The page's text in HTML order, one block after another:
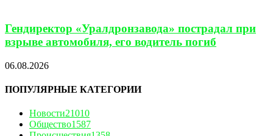
Гендиректор «Уралдронзавода» пострадал при
взрыве автомобиля, его водитель погиб
06.08.2026
ПОПУЛЯРНЫЕ КАТЕГОРИИ
Новости21010
Общество1587